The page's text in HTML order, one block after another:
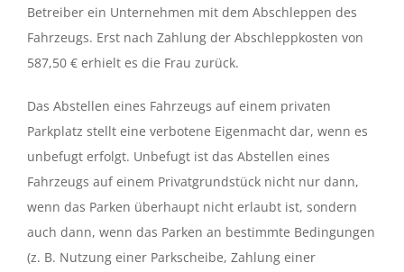
Betreiber ein Unternehmen mit dem Abschleppen des
Fahrzeugs. Erst nach Zahlung der Abschleppkosten von
587,50 € erhielt es die Frau zurück.
Das Abstellen eines Fahrzeugs auf einem privaten
Parkplatz stellt eine verbotene Eigenmacht dar, wenn es
unbefugt erfolgt. Unbefugt ist das Abstellen eines
Fahrzeugs auf einem Privatgrundstück nicht nur dann,
wenn das Parken überhaupt nicht erlaubt ist, sondern
auch dann, wenn das Parken an bestimmte Bedingungen
(z. B. Nutzung einer Parkscheibe, Zahlung einer